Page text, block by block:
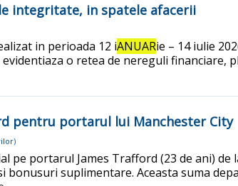
integritate, in spatele afacerii
in perioada 12 iANUARie – 14 iulie
o retea de nereguli financiare,
pentru portarul lui Manchester City
)
pe portarul James Trafford (23 de ani)
bonusuri suplimentare. Aceasta suma